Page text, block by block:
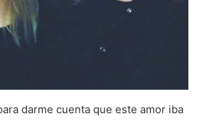
darme cuenta que este amor iba